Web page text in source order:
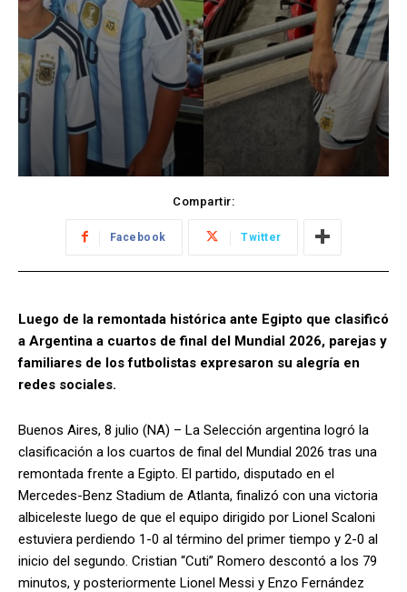
Compartir:
Facebook Twitter
Luego de la remontada histórica ante Egipto que clasificó
a Argentina a cuartos de final del Mundial 2026, parejas y
familiares de los futbolistas expresaron su alegría en
redes sociales.
Buenos Aires, 8 julio (NA) – La Selección argentina logró la
clasificación a los cuartos de final del Mundial 2026 tras una
remontada frente a Egipto. El partido, disputado en el
Mercedes-Benz Stadium de Atlanta, finalizó con una victoria
albiceleste luego de que el equipo dirigido por Lionel Scaloni
estuviera perdiendo 1-0 al término del primer tiempo y 2-0 al
inicio del segundo. Cristian “Cuti” Romero descontó a los 79
minutos, y posteriormente Lionel Messi y Enzo Fernández